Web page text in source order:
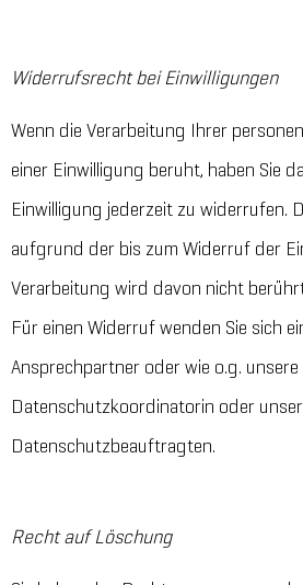
Widerrufsrecht bei Einwilligungen
Wenn die Verarbeitung Ihrer
einer Einwilligung beruht, haben Sie
Einwilligung jederzeit zu widerrufen.
aufgrund der bis zum Widerruf der
Verarbeitung wird davon nicht
Für einen Widerruf wenden Sie sich
Ansprechpartner oder wie o.g. unsere
Datenschutzkoordinatorin oder
Datenschutzbeauftragten.
Recht auf Löschung